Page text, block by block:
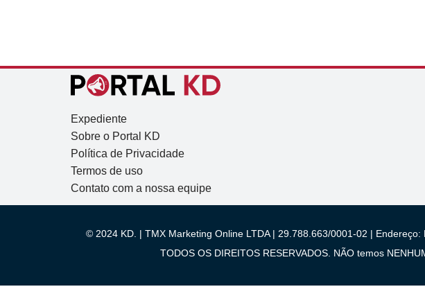
Expediente
Sobre o Portal KD
Política de Privacidade
Termos de uso
Contato com a nossa equipe
© 2024 KD. | TMX Marketing Online LTDA | 29.788.663/0001-02 |
TODOS OS DIREITOS RESERVADOS. NÃO temos